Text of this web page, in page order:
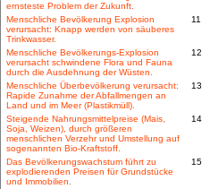
ernsteste Problem der Zukunft.
Menschliche Bevölkerung Explosion
verursacht: Knapp werden von säuberes
Trinkwasser.
11
Menschliche Bevölkerungs-Explosion
verursacht schwindene Flora und Fauna
durch die Ausdehnung der Wüsten.
12
Menschliche Überbevölkerung verursacht:
Rapide Zunahme der Abfallmengen an
Land und im Meer (Plastikmüll).
13
Steigende Nahrungsmittelpreise (Mais,
Soja, Weizen), durch größeren
menschlichen Verzehr und Umstellung auf
sogenannten Bio-Kraftstoff.
14
Das Bevölkerungswachstum führt zu
explodierenden Preisen für Grundstücke
und Immobilien.
15